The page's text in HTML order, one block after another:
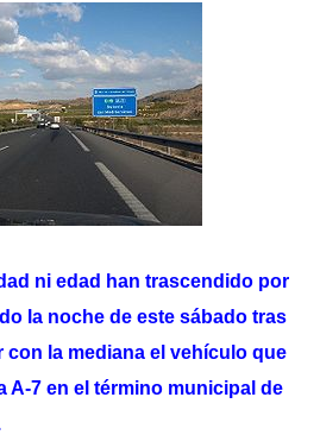
ni edad han trascendido por
la noche de este sábado tras
con la mediana el vehículo que
A-7 en el término municipal de